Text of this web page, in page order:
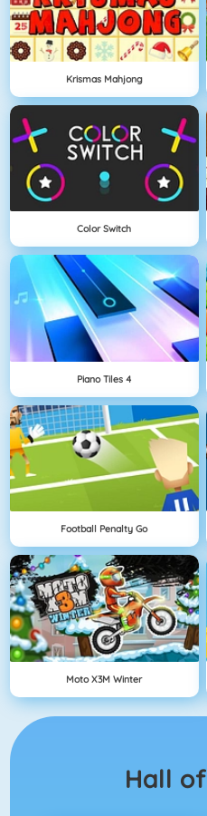
Krismas Mahjong
Color Switch
Piano Tiles 4
Football Penalty Go
Moto X3M Winter
Hall of